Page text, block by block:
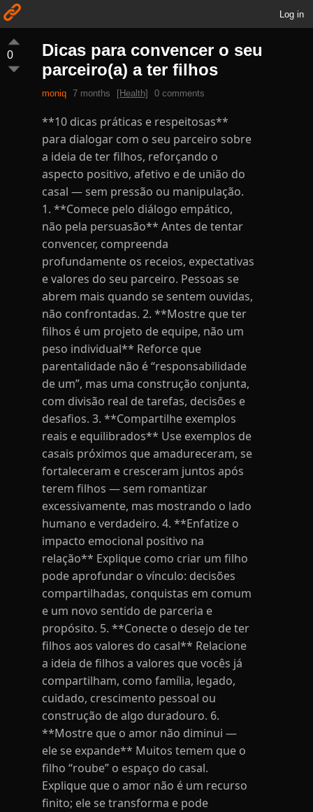
Log in
0
Dicas para convencer o seu
parceiro(a) a ter filhos
moniq 7 months [Health] 0 comments
**10 dicas práticas e respeitosas**
para dialogar com o seu parceiro sobre
a ideia de ter filhos, reforçando o
aspecto positivo, afetivo e de união do
casal — sem pressão ou manipulação.
1. **Comece pelo diálogo empático,
não pela persuasão** Antes de tentar
convencer, compreenda
profundamente os receios, expectativas
e valores do seu parceiro. Pessoas se
abrem mais quando se sentem ouvidas,
não confrontadas. 2. **Mostre que ter
filhos é um projeto de equipe, não um
peso individual** Reforce que
parentalidade não é “responsabilidade
de um”, mas uma construção conjunta,
com divisão real de tarefas, decisões e
desafios. 3. **Compartilhe exemplos
reais e equilibrados** Use exemplos de
casais próximos que amadureceram, se
fortaleceram e cresceram juntos após
terem filhos — sem romantizar
excessivamente, mas mostrando o lado
humano e verdadeiro. 4. **Enfatize o
impacto emocional positivo na
relação** Explique como criar um filho
pode aprofundar o vínculo: decisões
compartilhadas, conquistas em comum
e um novo sentido de parceria e
propósito. 5. **Conecte o desejo de ter
filhos aos valores do casal** Relacione
a ideia de filhos a valores que vocês já
compartilham, como família, legado,
cuidado, crescimento pessoal ou
construção de algo duradouro. 6.
**Mostre que o amor não diminui —
ele se expande** Muitos temem que o
filho “roube” o espaço do casal.
Explique que o amor não é um recurso
finito; ele se transforma e pode